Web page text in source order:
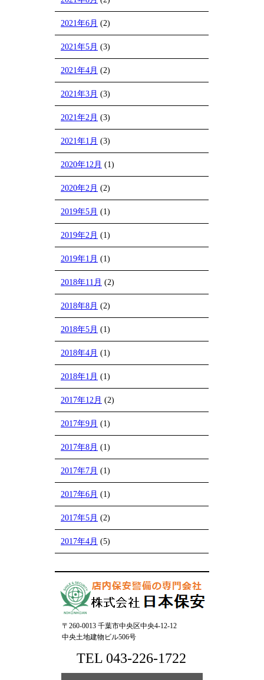
2021年6月 (2)
2021年5月 (3)
2021年4月 (2)
2021年3月 (3)
2021年2月 (3)
2021年1月 (3)
2020年12月 (1)
2020年2月 (2)
2019年5月 (1)
2019年2月 (1)
2019年1月 (1)
2018年11月 (2)
2018年8月 (2)
2018年5月 (1)
2018年4月 (1)
2018年1月 (1)
2017年12月 (2)
2017年9月 (1)
2017年8月 (1)
2017年7月 (1)
2017年6月 (1)
2017年5月 (2)
2017年4月 (5)
〒260-0013 千葉市中央区中央4-12-12
中央土地建物ビル506号
TEL 043-226-1722